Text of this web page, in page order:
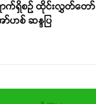
က်ရှိစဉ် ထိုင်းလွှတ်တော်
ဟစ် ဆန္ဒပြ